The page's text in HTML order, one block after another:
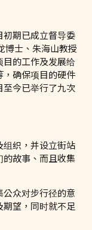
初期已成立督导委
博士、朱海山教授
的工作及发展给
确保项目的硬件
今已举行了九次
织，并设立街站
故事、而且收集
众对步行径的意
望，同时就不足